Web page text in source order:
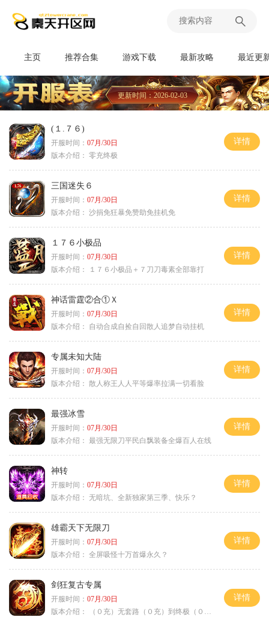
主页 推荐合集 游戏下载 最新攻略 最近更
更新时间：2026-02-03
(１.７６)
开服时间： 07月/30日
版本介绍： 零充终极
详情
三国迷失６
开服时间： 07月/30日
版本介绍： 沙捐免狂暴免赞助免挂机免
详情
１７６小极品
开服时间： 07月/30日
版本介绍：
１７６小极品＋７刀刀毒素全部靠打
详情
神话雷霆②合①Ｘ
开服时间： 07月/30日
版本介绍：
自动合成自捡自回散人追梦自动挂机
详情
专属未知大陆
开服时间： 07月/30日
版本介绍： 散人称王人人平等爆率拉满一切看脸
详情
最强冰雪
开服时间： 07月/30日
版本介绍： 最强无限刀平民白飘装备全爆百人在线
详情
神转
开服时间： 07月/30日
版本介绍： 无暗坑、全新独家第三季、快乐？
详情
雄霸天下无限刀
开服时间： 07月/30日
版本介绍： 全屏吸怪十万首爆永久？
详情
剑狂复古专属
开服时间： 07月/30日
版本介绍：
（０充）无套路（０充）到终极（０充）爽
详情